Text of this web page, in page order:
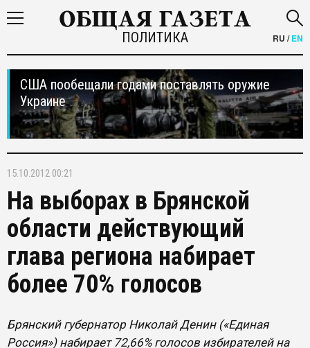
ПОЛИТИКА RU /EN
США пообещали годами поставлять оружие
Украине
15.10.2012 00:21
На выборах в Брянской
области действующий
глава региона набирает
более 70% голосов
Брянский губернатор Николай Денин («Единая
Россия») набирает 72,66% голосов избирателей на